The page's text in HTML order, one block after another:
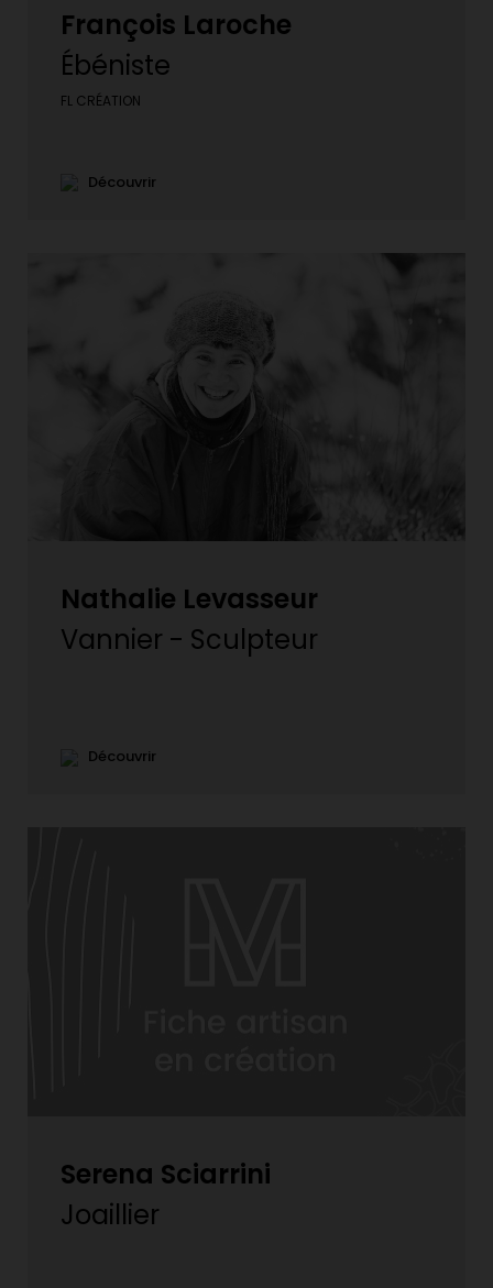
François Laroche
Ébéniste
FL CRÉATION
Découvrir
Nathalie Levasseur
Vannier - Sculpteur
Découvrir
Serena Sciarrini
Joaillier